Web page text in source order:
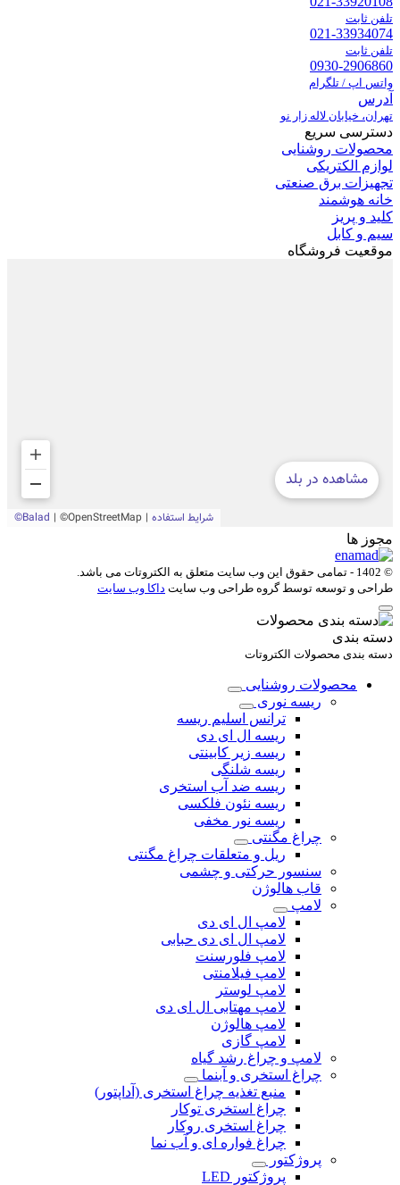
تلفن ثابت
021-33934074
تلفن ثابت
0930-2906860
واتس اپ / تلگرام
آدرس
تهران، خیابان لاله زار نو
دسترسی سریع
محصولات روشنایی
لوازم الکتریکی
تجهیزات برق صنعتی
خانه هوشمند
کلید و پریز
سیم و کابل
موقعیت فروشگاه
مجوز ها
© 1402 - تمامی حقوق این وب سایت متعلق به الکتروتات می باشد.
طراحی و توسعه توسط گروه طراحی وب سایت داکا وب سایت
دسته بندی
دسته بندی محصولات الکتروتات
محصولات روشنایی
ریسه نوری
ترانس اسلیم ریسه
ریسه ال ای دی
ریسه زیر کابینتی
ریسه شلنگی
ریسه ضد آب استخری
ریسه نئون فلکسی
ریسه نور مخفی
چراغ مگنتی
ریل و متعلقات چراغ مگنتی
سنسور حرکتی و چشمی
قاب هالوژن
لامپ
لامپ ال ای دی
لامپ ال ای دی حبابی
لامپ فلورسنت
لامپ فیلامنتی
لامپ لوستر
لامپ مهتابی ال ای دی
لامپ هالوژن
لامپ گازی
لامپ و چراغ رشد گیاه
چراغ استخری و آبنما
منبع تغذیه چراغ استخری (آداپتور)
چراغ استخری توکار
چراغ استخری روکار
چراغ فواره ای و آب نما
پروژکتور
پروژکتور LED